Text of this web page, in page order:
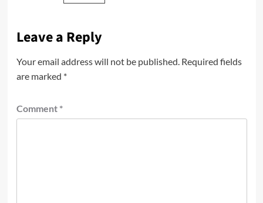
Leave a Reply
Your email address will not be published. Required fields
are marked *
Comment *